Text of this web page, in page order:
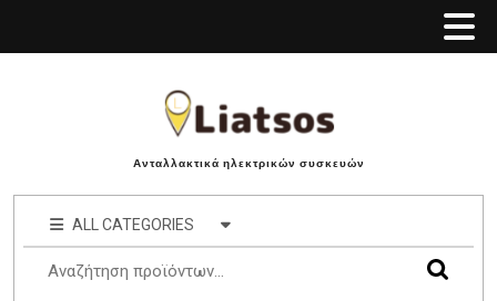
Ανταλλακτικά ηλεκτρικών συσκευών
ALL CATEGORIES